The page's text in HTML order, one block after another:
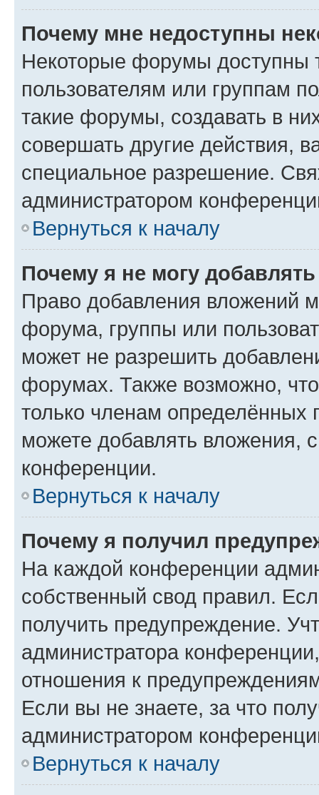
Почему мне недоступны
Некоторые форумы доступны
пользователям или группам
такие форумы, создавать в
совершать другие действия,
специальное разрешение.
администратором
Вернуться к началу
Почему я не могу
Право добавления вложений
форума, группы или
может не разрешить
форумах. Также возможно,
только членам определённых
можете добавлять вложения,
конференции.
Вернуться к началу
Почему я получил
На каждой конференции
собственный свод правил.
получить предупреждение.
администратора
отношения к
Если вы не знаете, за что
администратором
Вернуться к началу